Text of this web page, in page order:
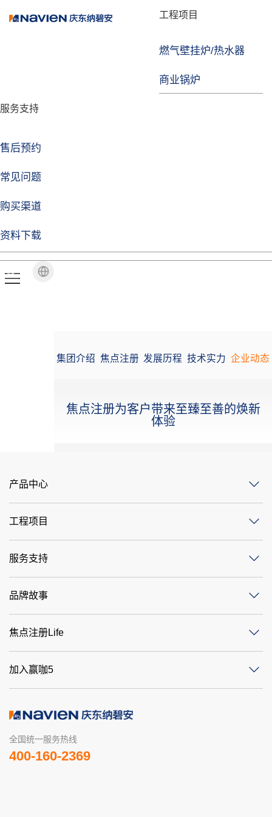
工程项目
燃气壁挂炉/热水器
商业锅炉
服务支持
售后预约
常见问题
购买渠道
资料下载
品牌故事
技术实力
企业动态
焦点注册Life
品牌视角
集团介绍 焦点注册 发展历程 技术实力 企业动态
焦点注册为客户带来至臻至善的焕新
体验
产品中心
工程项目
服务支持
品牌故事
焦点注册Life
加入赢咖5
全国统一服务热线
400-160-2369